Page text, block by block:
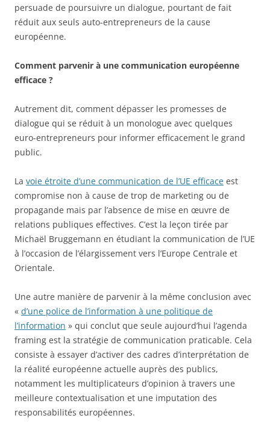
persuade de poursuivre un dialogue, pourtant de fait
réduit aux seuls auto-entrepreneurs de la cause
européenne.
Comment parvenir à une communication européenne
efficace ?
Autrement dit, comment dépasser les promesses de
dialogue qui se réduit à un monologue avec quelques
euro-entrepreneurs pour informer efficacement le grand
public.
La voie étroite d’une communication de l’UE efficace est
compromise non à cause de trop de marketing ou de
propagande mais par l’absence de mise en œuvre de
relations publiques effectives. C’est la leçon tirée par
Michaël Bruggemann en étudiant la communication de l’UE
à l’occasion de l’élargissement vers l’Europe Centrale et
Orientale.
Une autre manière de parvenir à la même conclusion avec
« d’une police de l’information à une politique de
l’information » qui conclut que seule aujourd’hui l’agenda
framing est la stratégie de communication praticable. Cela
consiste à essayer d’activer des cadres d’interprétation de
la réalité européenne actuelle auprès des publics,
notamment les multiplicateurs d’opinion à travers une
meilleure contextualisation et une imputation des
responsabilités européennes.